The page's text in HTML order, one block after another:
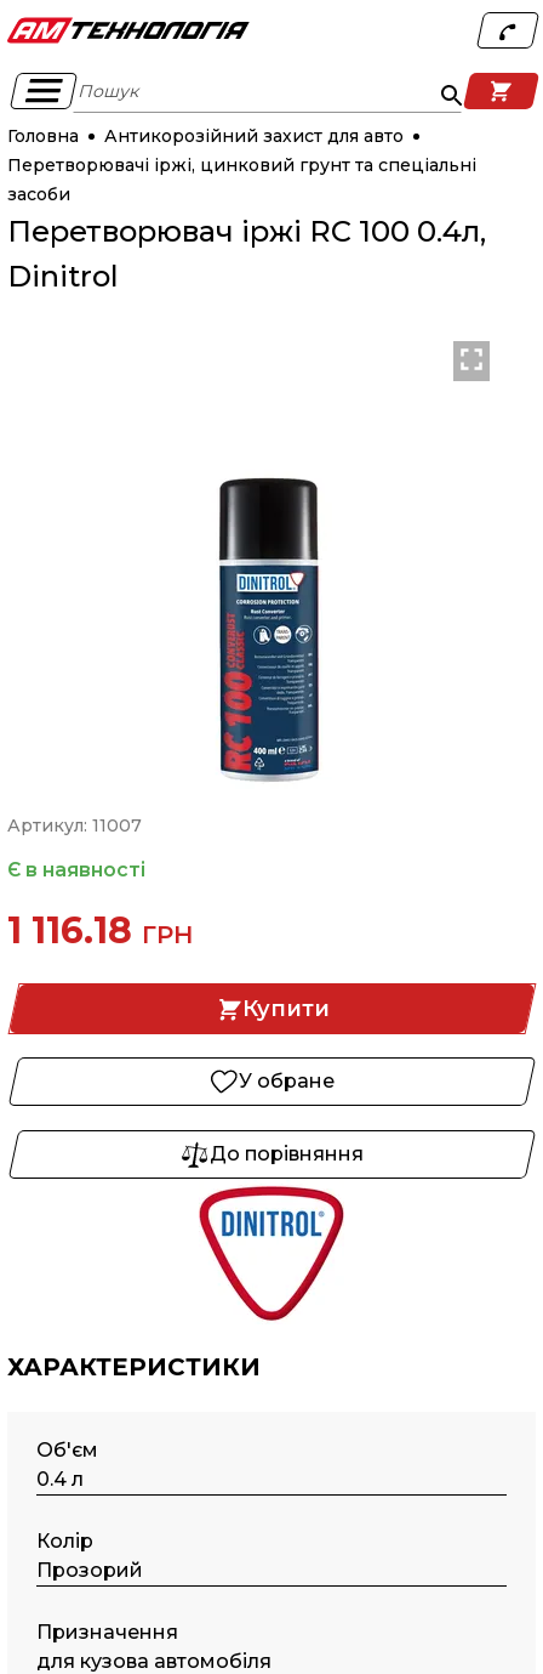
Пошук
Головна
Антикорозійний захист для авто
Перетворювачі іржі, цинковий грунт та спеціальні
засоби
Перетворювач іржі RC 100 0.4л,
Dinitrol
Артикул: 11007
Є в наявності
1 116.18 ГРН
Купити
У обране
До порівняння
ХАРАКТЕРИСТИКИ
Об'єм
0.4 л
Колір
Прозорий
Призначення
для кузова автомобіля